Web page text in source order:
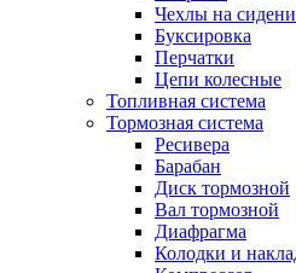
Чехлы на
Буксировка
Перчатки
Цепи колесные
Топливная система
Тормозная система
Ресивера
Барабан
Диск тормозной
Вал тормозной
Диафрагма
Колодки и